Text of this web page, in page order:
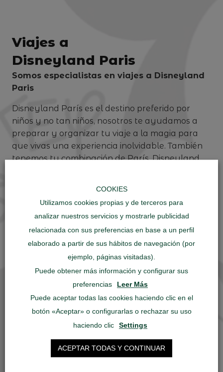
Viajes a
Disneyland Paris
Somos especialistas en viajes a Disneyland
Paris
Disneyland París es el destino preferido por
niños y no tan niños, nosotros te ayudamos a
preparar y organizar tu viaje a la magia para
que vivas una experiencia inolvidable. También
tenemos tu combinación de París, Disneyland
COOKIES
Utilizamos cookies propias y de terceros para
analizar nuestros servicios y mostrarle publicidad
relacionada con sus preferencias en base a un perfil
elaborado a partir de sus hábitos de navegación (por
ejemplo, páginas visitadas).
Puede obtener más información y configurar sus
preferencias
Leer Más
Puede aceptar todas las cookies haciendo clic en el
botón «Aceptar» o configurarlas o rechazar su uso
haciendo clic
Settings
ACEPTAR TODAS Y CONTINUAR